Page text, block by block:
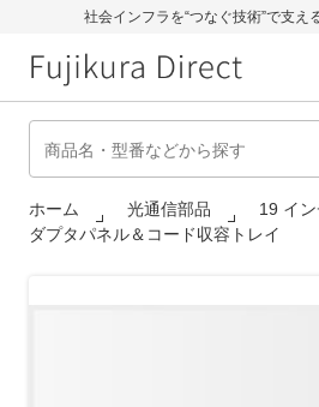
社会インフラを“つなぐ技術”で支え
ホーム 光通信部品 19 イ
ダプタパネル＆コード収容トレイ